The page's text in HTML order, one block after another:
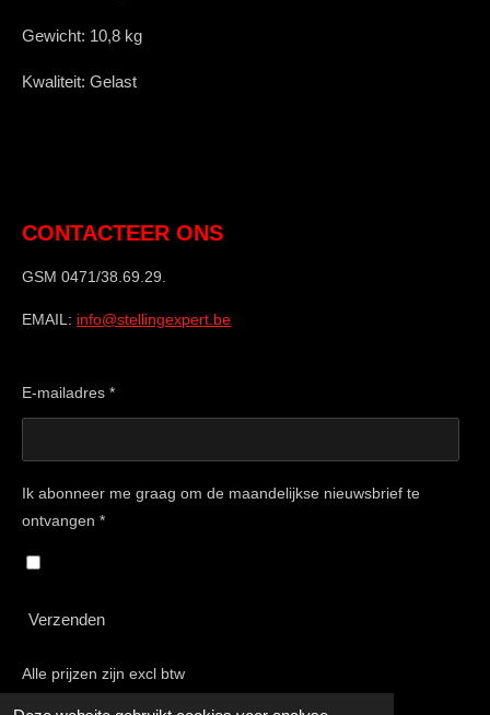
Gewicht: 10,8 kg
Kwaliteit: Gelast
CONTACTEER ONS
GSM 0471/38.69.29.
EMAIL: info@stellingexpert.be
E-mailadres *
Ik abonneer me graag om de maandelijkse nieuwsbrief te
ontvangen *
Verzenden
Alle prijzen zijn excl btw